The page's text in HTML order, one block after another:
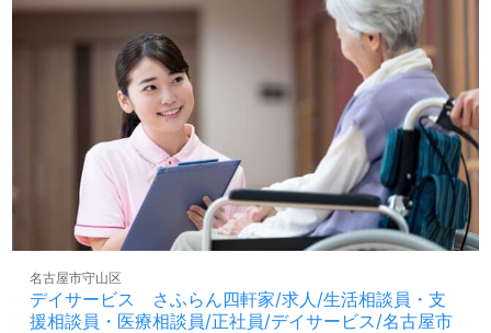
デイサービス さふらん四軒家/求人/生活相談員・支
援相談員・医療相談員/正社員/デイサービス/名古屋市
名古屋市守山区